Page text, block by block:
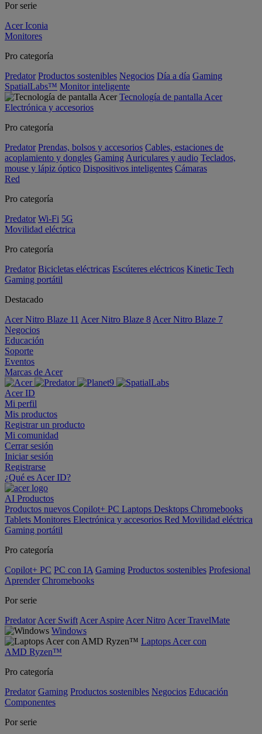
Por serie
Acer Iconia
Monitores
Pro categoría
Predator Productos sostenibles Negocios Día a día Gaming
SpatialLabs™ Monitor inteligente
Tecnología de pantalla Acer
Electrónica y accesorios
Pro categoría
Predator Prendas, bolsos y accesorios Cables, estaciones de
acoplamiento y dongles Gaming Auriculares y audio Teclados,
mouse y lápiz óptico Dispositivos inteligentes Cámaras
Red
Pro categoría
Predator Wi-Fi 5G
Movilidad eléctrica
Pro categoría
Predator Bicicletas eléctricas Escúteres eléctricos Kinetic Tech
Gaming portátil
Destacado
Acer Nitro Blaze 11 Acer Nitro Blaze 8 Acer Nitro Blaze 7
Negocios
Educación
Soporte
Eventos
Marcas de Acer
Acer ID
Mi perfil
Mis productos
Registrar un producto
Mi comunidad
Cerrar sesión
Iniciar sesión
Registrarse
¿Qué es Acer ID?
AI Productos
Productos nuevos Copilot+ PC Laptops Desktops Chromebooks
Tablets Monitores Electrónica y accesorios Red Movilidad eléctrica
Gaming portátil
Pro categoría
Copilot+ PC PC con IA Gaming Productos sostenibles Profesional
Aprender Chromebooks
Por serie
Predator Acer Swift Acer Aspire Acer Nitro Acer TravelMate
Windows
Laptops Acer con
AMD Ryzen™
Pro categoría
Predator Gaming Productos sostenibles Negocios Educación
Componentes
Por serie